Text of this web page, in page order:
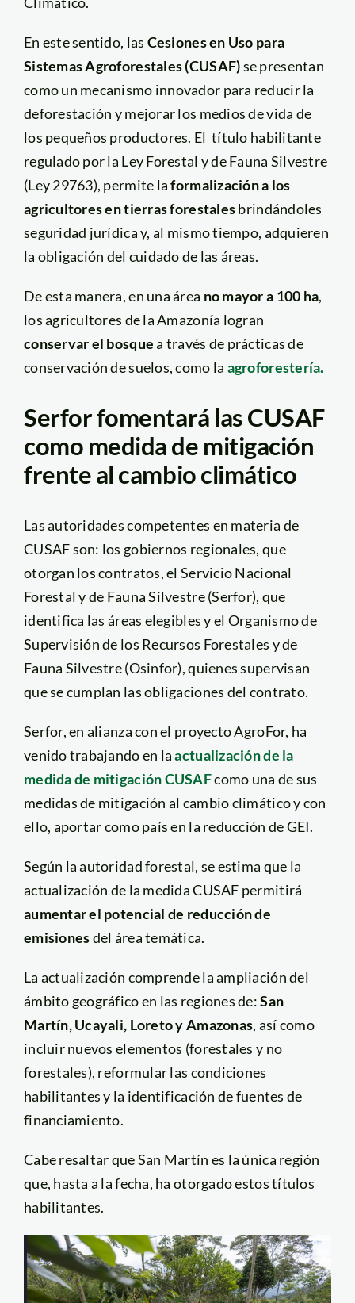
En este sentido, las Cesiones en Uso para
Sistemas Agroforestales (CUSAF)se presentan
como un mecanismo innovador para reducir la
deforestación y mejorar los medios de vida de
los pequeños productores. El título habilitante
regulado por la Ley Forestal y de Fauna Silvestre
(Ley 29763), permite laformalización a los
agricultores en tierras forestalesbrindándoles
seguridad jurídica y, al mismo tiempo, adquieren
la obligación del cuidado de las áreas.
De esta manera, en una área no mayor a 100 ha,
los agricultores de la Amazonía logran
conservar el bosquea través de prácticas de
conservación de suelos, como la agroforestería.
Serfor fomentará las CUSAF
como medida de mitigación
frente al cambio climático
Las autoridades competentes en materia de
CUSAF son: los gobiernos regionales, que
otorgan los contratos, el Servicio Nacional
Forestal y de Fauna Silvestre (Serfor), que
identifica las áreas elegibles y el Organismo de
Supervisión de los Recursos Forestales y de
Fauna Silvestre (Osinfor), quienes supervisan
que se cumplan las obligaciones del contrato.
Serfor, en alianza con el proyecto AgroFor, ha
venido trabajando en laactualización de la
medida de mitigación CUSAFcomo una de sus
medidas de mitigación al cambio climático y con
ello, aportar como país en la reducción de GEI.
Según la autoridad forestal, se estima que la
actualización de la medida CUSAF permitirá
aumentar el potencial de reducción de
emisionesdel área temática.
La actualización comprende la ampliación del
ámbito geográfico en las regiones de:San
Martín, Ucayali, Loreto y Amazonas, así como
incluir nuevos elementos (forestales y no
forestales), reformular las condiciones
habilitantes y la identificación de fuentes de
financiamiento.
Cabe resaltar que San Martín es la única región
que, hasta a la fecha, ha otorgado estos títulos
habilitantes.